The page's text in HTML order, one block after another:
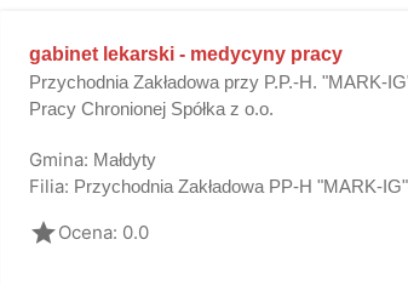
gabinet lekarski - medycyny pracy
Przychodnia Zakładowa przy P.P.-H. "MARK-
Pracy Chronionej Spółka z o.o.
Gmina: Małdyty
Filia: Przychodnia Zakładowa PP-H "MARK-
gradeOcena: 0.0